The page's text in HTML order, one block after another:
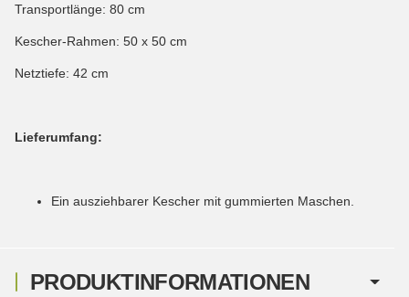
PRODUKTINFORMATIONEN
Transportlänge: 80 cm
Kescher-Rahmen: 50 x 50 cm
Netztiefe: 42 cm
Lieferumfang:
Ein ausziehbarer Kescher mit gummierten Maschen.